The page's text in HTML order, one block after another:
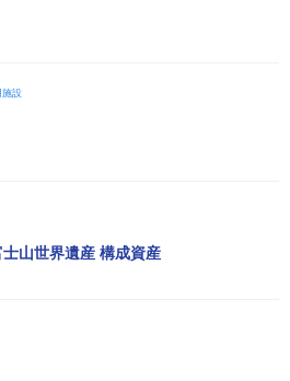
施設
山世界遺産 構成資産